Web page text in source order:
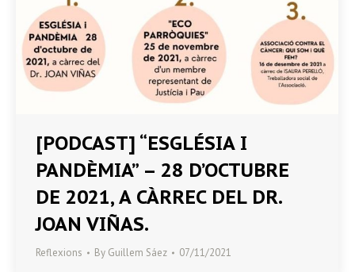
[PODCAST] “ESGLÉSIA I
PANDÈMIA” – 28 D’OCTUBRE
DE 2021, A CÀRREC DEL DR.
JOAN VIÑAS.
Reflexions By Guillem Sáez 07/11/2021